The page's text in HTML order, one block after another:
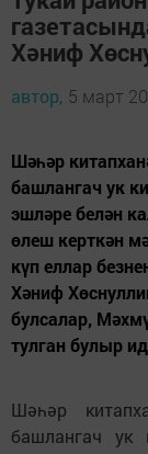
Хәниф
автор, 5 март
Шәһәр
башлангач ук
эшләре белән
өлеш керткән
күп еллар
Хәниф
булсалар,
тулган булыр
Шәһәр
башлангач ук